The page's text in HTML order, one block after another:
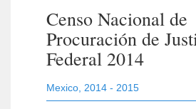
Censo Nacional de
Procuración de
Federal 2014
Mexico 2014 - 2015